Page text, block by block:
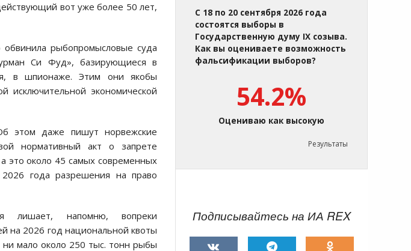
вот уже более 50 лет,
рыбопромысловые суда
Си Фуд», базирующиеся в
в шпионаже. Этим они якобы
исключительной экономической
этом даже пишут норвежские
нормативный акт о запрете
около 45 самых современных
года разрешения на право
лишает, напомню, вопреки
на 2026 год национальной квоты
мало около 250 тыс. тонн рыбы
С 18 по 20 сентября 2026 года
состоятся выборы в
Государственную думу IX созыва.
Как вы оцениваете возможность
фальсификации выборов?
54.2%
Оцениваю как высокую
Результаты
Подписывайтесь на ИА REX